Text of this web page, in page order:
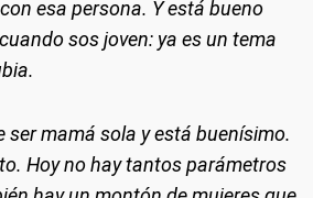
esa persona. Y está bueno
cuando sos joven: ya es un tema
ser mamá sola y está buenísimo.
Hoy no hay tantos parámetros